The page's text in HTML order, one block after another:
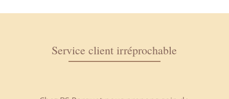
Service client irréprochable